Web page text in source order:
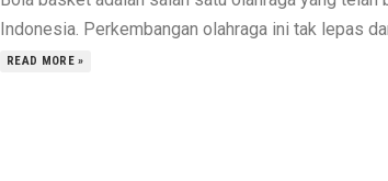
Indonesia. Perkembangan olahraga ini tak lepas
READ MORE »